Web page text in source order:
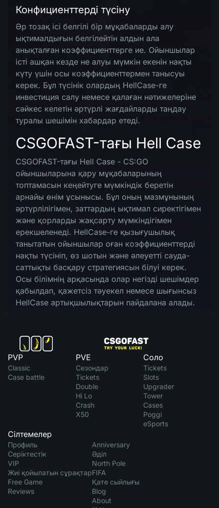
Конфициенттерді түсіну
Әр тозақ ісі белгілі бір мұқабаларды алу
ықтималдығын белгілейтін алдын ала
анықталған коэффициенттерге ие. Ойыншылар
істі ашқан кезде не алуы мүмкін екенін нақты
күту үшін осы коэффициенттермен танысуы
керек. Бұл түсінік олардың HellCase-ге
инвестиция салу немесе қалаған нәтижелеріне
сәйкес келетін әртүрлі жағдайларды таңдау
туралы шешімін хабардар етеді.
CSGOFAST-тағы Hell Case
CSGOFAST-тағы Hell Case - CS:GO
ойыншыларына қару мұқабаларының
топтамасын кеңейтуге мүмкіндік беретін
арнайы өнім ұсынысы. Бұл оның мазмұнының
әртүрлілігімен, заттардың ықтимал сиректігімен
және қорларды жақсарту мүмкіндігімен
ерекшеленеді. HellCase-ге қызығушылық
танытатын ойыншылар оған коэффициенттерді
нақты түсініп, өз шотын және әлеуетті сауда-
саттықты басқару стратегиясын білуі керек.
Осы білімнің арқасында олар негізді шешімдер
қабылдап, қажетсіз тәуекел немесе шығынсыз
HellCase артықшылықтарын пайдалана алады.
PVP
Classic
Case battle
PVE
Сезондар
Tickets
Double
Hi Lo
Crash
X50
Соло
Tickets
Slots
Upgrader
Tower
Cases
Poggi
eSports
Сілтемелер
Профиль
Серіктестік
VIP
Жиі қойылатын сұрақтар
Free Game
Reviews
Anniversary
Әділ
North Pole
FIFA
Қате сыйлығы
Blog
About